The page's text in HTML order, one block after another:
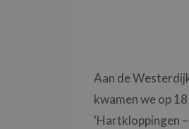
Aan de
kwamen we op
‘Hartkloppingen –